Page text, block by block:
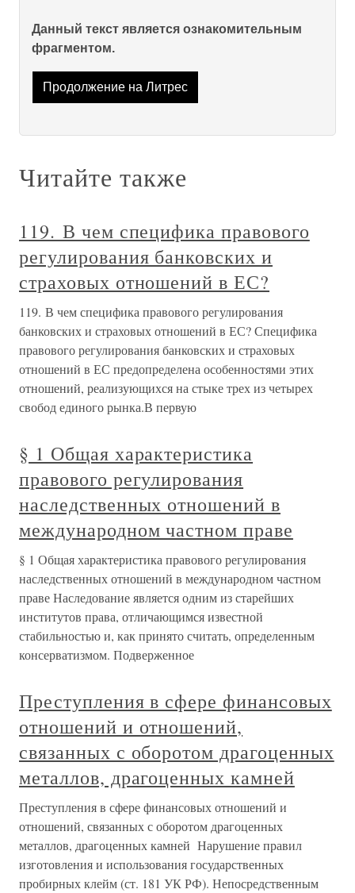
Данный текст является ознакомительным
фрагментом.
Продолжение на Литрес
Читайте также
119. В чем специфика правового
регулирования банковских и
страховых отношений в ЕС?
119. В чем специфика правового регулирования
банковских и страховых отношений в ЕС? Специфика
правового регулирования банковских и страховых
отношений в ЕС предопределена особенностями этих
отношений, реализующихся на стыке трех из четырех
свобод единого рынка.В первую
§ 1 Общая характеристика
правового регулирования
наследственных отношений в
международном частном праве
§ 1 Общая характеристика правового регулирования
наследственных отношений в международном частном
праве Наследование является одним из старейших
институтов права, отличающимся известной
стабильностью и, как принято считать, определенным
консерватизмом. Подверженное
Преступления в сфере финансовых
отношений и отношений,
связанных с оборотом драгоценных
металлов, драгоценных камней
Преступления в сфере финансовых отношений и
отношений, связанных с оборотом драгоценных
металлов, драгоценных камней Нарушение правил
изготовления и использования государственных
пробирных клейм (ст. 181 УК РФ). Непосредственным